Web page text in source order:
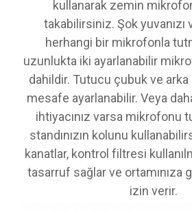
kullanarak zemin
takabilirsiniz. Şok yuvanızı
herhangi bir mikrofonla
uzunlukta iki ayarlanabilir
dahildir. Tutucu çubuk ve arka
mesafe ayarlanabilir. Veya
ihtiyacınız varsa mikrofonu
standınızın kolunu
kanatlar, kontrol filtresi
tasarruf sağlar ve ortamınıza
izin verir.